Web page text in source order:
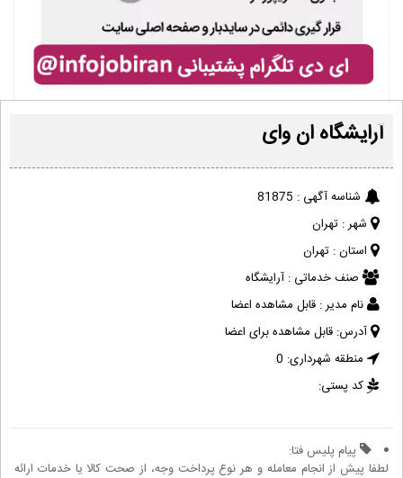
آرایشگاه ان وای
شناسه آگهی : 81875
شهر : تهران
استان : تهران
صنف خدماتی : آرایشگاه
نام مدیر : قابل مشاهده اعضا
آدرس: قابل مشاهده برای اعضا
منطقه شهرداری: 0
کد پستی:
پیام پلیس فتا:
لطفا پیش از انجام معامله و هر نوع پرداخت وجه، از صحت کالا یا خدمات ارائه